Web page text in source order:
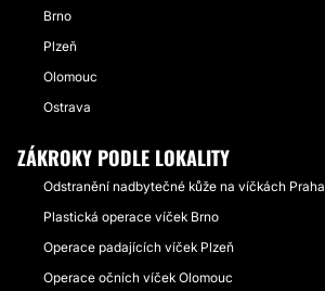
Brno
Plzeň
Olomouc
Ostrava
ZÁKROKY PODLE LOKALITY
Odstranění nadbytečné kůže na víčkách Praha
Plastická operace víček Brno
Operace padajících víček Plzeň
Operace očních víček Olomouc